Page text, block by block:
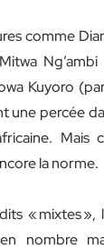
comme
Kuyoro
une percée
Mais
la norme.
« mixtes
nombre